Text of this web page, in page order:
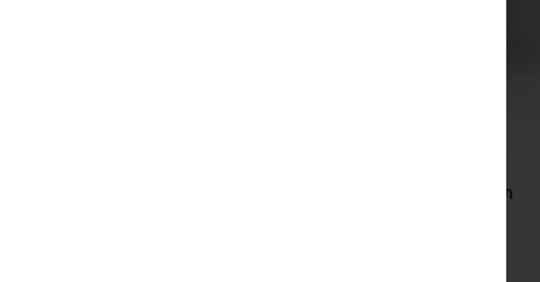
תיק יד ייחודי בעבודת יד של נטע הררי – צבע אפור